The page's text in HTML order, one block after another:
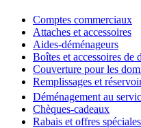
Comptes commerciaux
Attaches et accessoires
Aides-déménageurs
Boîtes et accessoires de
Couverture pour les
Remplissages et
Déménagement au
Chèques-cadeaux
Rabais et offres spéciales